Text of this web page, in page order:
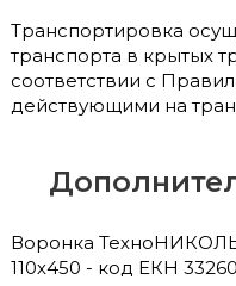
Транспортировка
транспорта в крытых
соответствии с
действующими на
Воронка
110х450 - код ЕКН